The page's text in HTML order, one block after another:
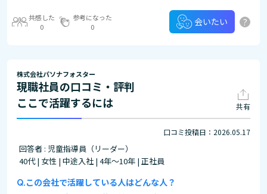
共感した
0
参考になった
0
会いたい ?
株式会社パソナフォスター
現職社員の口コミ・評判
ここで活躍するには
共有
口コミ投稿日：2026.05.17
回答者 : 児童指導員（リーダー）
40代 | 女性 | 中途入社 | 4年～10年 | 正社員
この会社で活躍している人はどんな人？